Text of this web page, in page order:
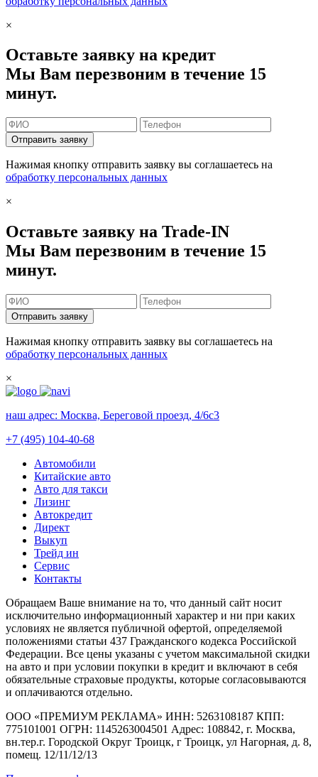
×
Оставьте заявку на кредит
Мы Вам перезвоним в течение 15
минут.
Отправить заявку
Нажимая кнопку отправить заявку вы соглашаетесь на
обработку персональных данных
×
Оставьте заявку на Trade-IN
Мы Вам перезвоним в течение 15
минут.
Отправить заявку
Нажимая кнопку отправить заявку вы соглашаетесь на
обработку персональных данных
×
наш адрес: Москва, Береговой проезд, 4/6с3
+7 (495) 104-40-68
Автомобили
Китайские авто
Авто для такси
Лизинг
Автокредит
Директ
Выкуп
Трейд ин
Сервис
Контакты
Обращаем Ваше внимание на то, что данный сайт носит
исключительно информационный характер и ни при каких
условиях не является публичной офертой, определяемой
положениями статьи 437 Гражданского кодекса Российской
Федерации. Все цены указаны с учетом максимальной скидки
на авто и при условии покупки в кредит и включают в себя
обязательные страховые продукты, которые согласовываются
и оплачиваются отдельно.
ООО «ПРЕМИУМ РЕКЛАМА» ИНН: 5263108187 КПП:
775101001 ОГРН: 1145263004501 Адрес: 108842, г. Москва,
вн.тер.г. Городской Округ Троицк, г Троицк, ул Нагорная, д. 8,
помещ. 12/11/12/13